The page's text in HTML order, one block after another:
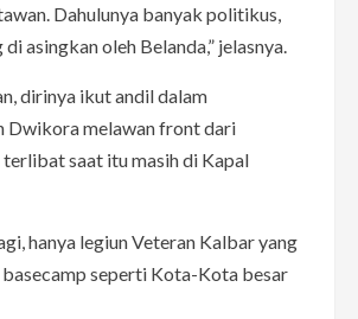
Dahulunya banyak politikus,
asingkan oleh Belanda,” jelasnya.
dirinya ikut andil dalam
Dwikora melawan front dari
terlibat saat itu masih di Kapal
hanya legiun Veteran Kalbar yang
seperti Kota-Kota besar